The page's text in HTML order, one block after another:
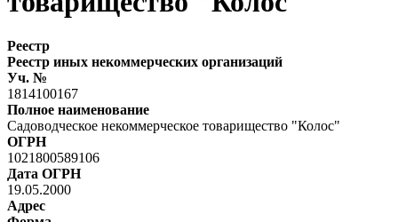
Реестр
Реестр иных некоммерческих организаций
Уч. №
1814100167
Полное наименование
Садоводческое некоммерческое товарищество "Колос"
ОГРН
1021800589106
Дата ОГРН
19.05.2000
Адрес